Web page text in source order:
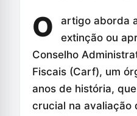
O
artigo aborda
extinção ou
Conselho
Fiscais (Carf), um
anos de história,
crucial na avaliação